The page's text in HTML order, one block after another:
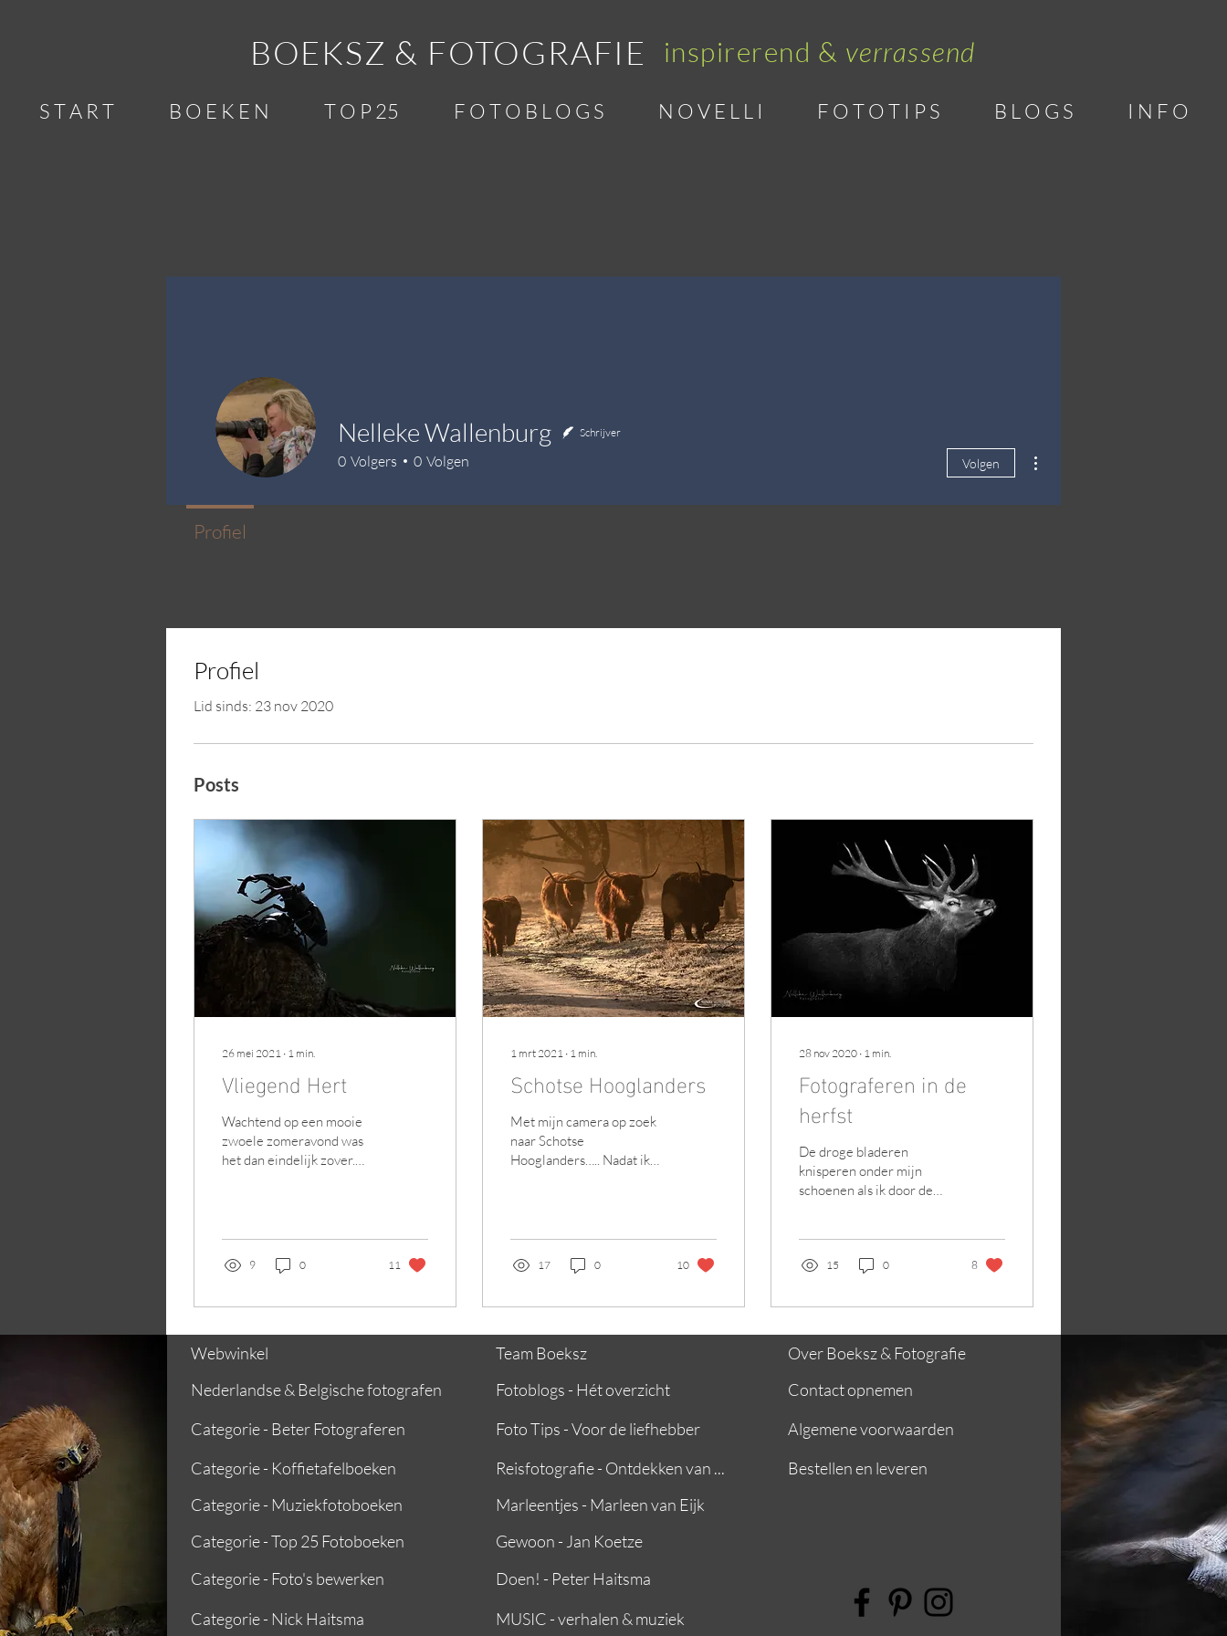
BOEKSZ & FOTOGRAFIE inspirerend & verrassend
S T A R T B O E K E N T O P 25 F O T O B L O G S N O V E L L I F O T O T I P S B L O G S I N F O
Profiel
Lid sinds: 23 nov 2020
Posts
26 mei 2021 ∙ 1 min.
Vliegend Hert
Wachtend op een mooie
zwoele zomeravond was
het dan eindelijk zover.
op...
9 0 11
1 mrt 2021 ∙ 1 min.
Schotse Hooglanders
Met mijn camera op zoek
naar Schotse
Hooglanders….. Nadat ik
was...
17 0 10
28 nov 2020 ∙ 1 min.
Fotograferen in de
herfst
De droge bladeren
knisperen onder mijn
schoenen als ik door de
dat...
15 0 8
Nelleke Wallenburg Schrijver
0 Volgers 0 Volgen Volgen
Profiel
Webwinkel
Nederlandse & Belgische fotografen
Categorie - Beter Fotograferen
Categorie - Koffietafelboeken
Categorie - Muziekfotoboeken
Categorie - Top 25 Fotoboeken
Categorie - Foto's bewerken
Categorie - Nick Haitsma
Team Boeksz
Fotoblogs - Hét overzicht
Foto Tips - Voor de liefhebber
Reisfotografie - Ontdekken van ...
Over Boeksz & Fotografie
Contact opnemen
Algemene voorwaarden
Bestellen en leveren
Marleentjes - Marleen van Eijk
Gewoon - Jan Koetze
Doen! - Peter Haitsma
MUSIC - verhalen & muziek